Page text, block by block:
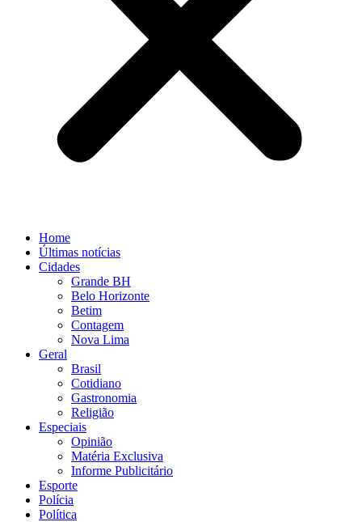
Home
Últimas notícias
Cidades
Grande BH
Belo Horizonte
Betim
Contagem
Nova Lima
Geral
Brasil
Cotidiano
Gastronomia
Religião
Especiais
Opinião
Matéria Exclusiva
Informe Publicitário
Esporte
Polícia
Política